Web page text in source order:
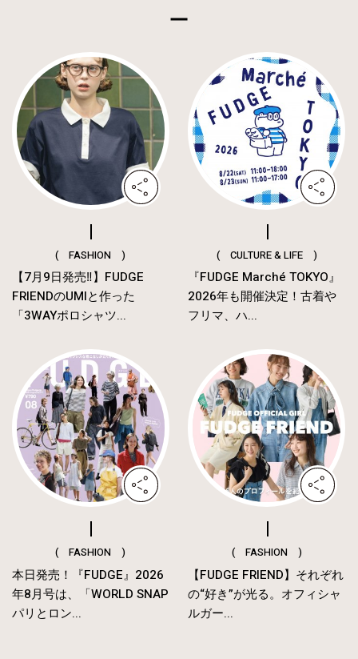
( FASHION )
【7月9日発売‼︎】FUDGE
FRIENDのUMIと作った
「3WAYポロシャツ...
( CULTURE & LIFE )
『FUDGE Marché TOKYO』
2026年も開催決定！古着や
フリマ、ハ...
( FASHION )
本日発売！『FUDGE』2026
年8月号は、「WORLD SNAP
パリとロン...
( FASHION )
【FUDGE FRIEND】それぞれ
の“好き”が光る。オフィシャ
ルガー...